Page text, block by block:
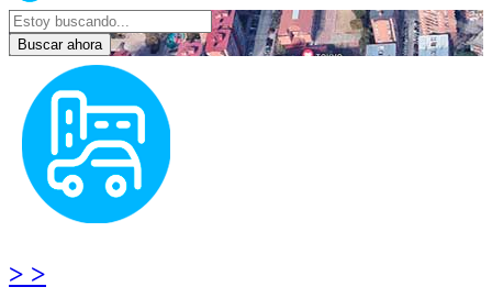
Buscar ahora
> >